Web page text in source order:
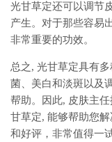
光甘草定还可以调节
产生。对于那些容易
非常重要的功效。
总之, 光甘草定具有
菌、美白和淡斑以及
帮助。因此, 皮肤主
甘草定, 能够帮助您
和好评，非常值得一试